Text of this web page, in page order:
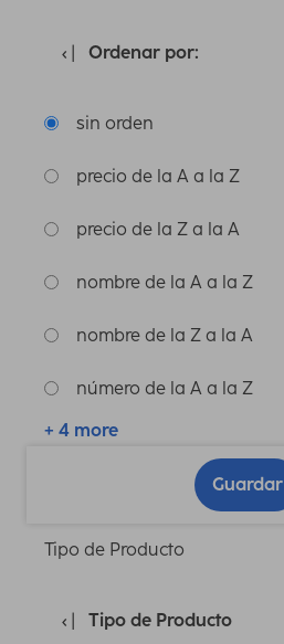
Ordenar por:
sin orden
precio de la A a la Z
precio de la Z a la A
nombre de la A a la Z
nombre de la Z a la A
número de la A a la Z
+ 4 more
Guardar
Tipo de Producto
Tipo de Producto